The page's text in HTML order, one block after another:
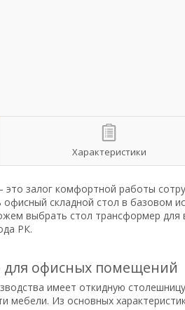
Характеристики
залог комфортной работы
складной стол в базовом
выбрать стол трансформер для
РК.
для офисных помещений
имеет откидную
мебели. Из основных